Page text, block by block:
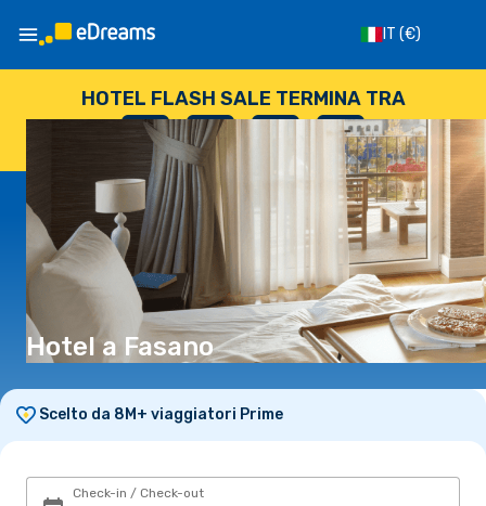
IT (€)
HOTEL FLASH SALE TERMINA TRA
--
GIORNI
: --
ORE
: --
SECONDI
Hotel a Fasano
Scelto da 8M+ viaggiatori Prime
Check-in / Check-out